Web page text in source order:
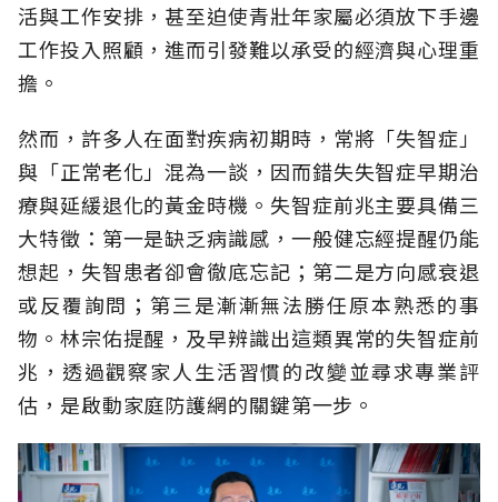
活與工作安排，甚至迫使青壯年家屬必須放下手邊
工作投入照顧，進而引發難以承受的經濟與心理重
擔。
然而，許多人在面對疾病初期時，常將「失智症」
與「正常老化」混為一談，因而錯失失智症早期治
療與延緩退化的黃金時機。失智症前兆主要具備三
大特徵：第一是缺乏病識感，一般健忘經提醒仍能
想起，失智患者卻會徹底忘記；第二是方向感衰退
或反覆詢問；第三是漸漸無法勝任原本熟悉的事
物。林宗佑提醒，及早辨識出這類異常的失智症前
兆，透過觀察家人生活習慣的改變並尋求專業評
估，是啟動家庭防護網的關鍵第一步。